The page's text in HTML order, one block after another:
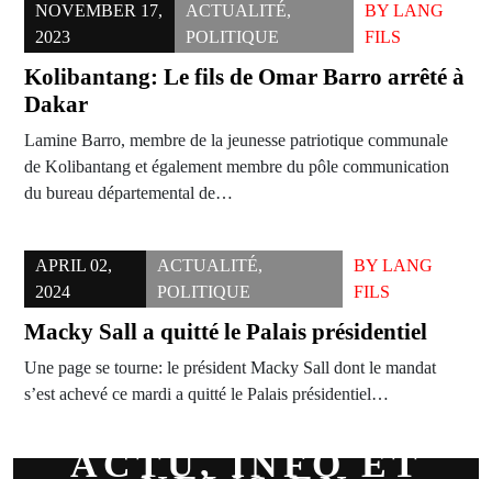
NOVEMBER 17,
2023
ACTUALITÉ,
POLITIQUE
BY LANG
FILS
Kolibantang: Le fils de Omar Barro arrêté à
Dakar
Lamine Barro, membre de la jeunesse patriotique communale
de Kolibantang et également membre du pôle communication
du bureau départemental de…
APRIL 02,
2024
ACTUALITÉ,
POLITIQUE
BYLANG
FILS
Macky Sall a quitté le Palais présidentiel
Une page se tourne: le président Macky Sall dont le mandat
s’est achevé ce mardi a quitté le Palais présidentiel…
ACTU, INFO ET